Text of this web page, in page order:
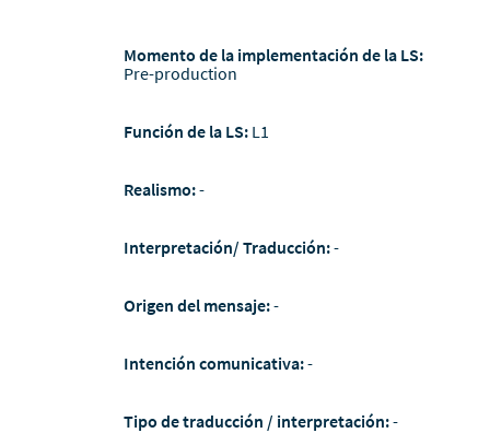
Momento de la implementación de la LS:
Pre-production
Función de la LS: L1
Realismo:-
Interpretación/ Traducción:-
Origen del mensaje:-
Intención comunicativa:-
Tipo de traducción / interpretación:-